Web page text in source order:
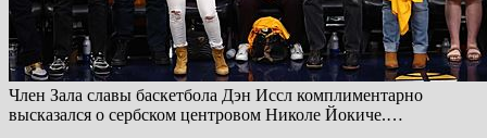
Член Зала славы баскетбола Дэн Иссл комплиментарно
высказался о сербском центровом Николе Йокиче.…